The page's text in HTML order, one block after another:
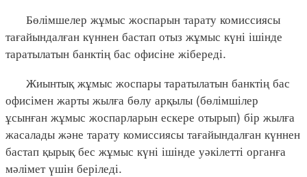
Бөлімшелер жұмыс жоспарын тарату комиссиясы
тағайындалған күннен бастап отыз жұмыс күні ішінде
таратылатын банктің бас офисіне жібереді.
Жиынтық жұмыс жоспары таратылатын банктің бас
офисімен жарты жылға бөлу арқылы (бөлімшілер
ұсынған жұмыс жоспарларын ескере отырып) бір жылға
жасалады және тарату комиссиясы тағайындалған күннен
бастап қырық бес жұмыс күні ішінде уәкілетті органға
мәлімет үшін беріледі.